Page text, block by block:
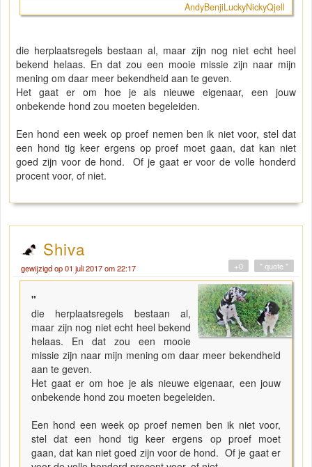
AndyBenjiLuckyNickyQjell
die herplaatsregels bestaan al, maar zijn nog niet echt heel
bekend helaas. En dat zou een mooie missie zijn naar mijn
mening om daar meer bekendheid aan te geven.
Het gaat er om hoe je als nieuwe eigenaar, een jouw
onbekende hond zou moeten begeleiden.
Een hond een week op proef nemen ben ik niet voor, stel dat
een hond tig keer ergens op proef moet gaan, dat kan niet
goed zijn voor de hond. Of je gaat er voor de volle honderd
procent voor, of niet.
Shiva
gewijzigd op 01 juli 2017 om 22:17 " quote "
+0
"
die herplaatsregels bestaan al,
maar zijn nog niet echt heel bekend
helaas. En dat zou een mooie
missie zijn naar mijn mening om daar meer bekendheid
aan te geven.
Het gaat er om hoe je als nieuwe eigenaar, een jouw
onbekende hond zou moeten begeleiden.
Een hond een week op proef nemen ben ik niet voor,
stel dat een hond tig keer ergens op proef moet
gaan, dat kan niet goed zijn voor de hond. Of je gaat er